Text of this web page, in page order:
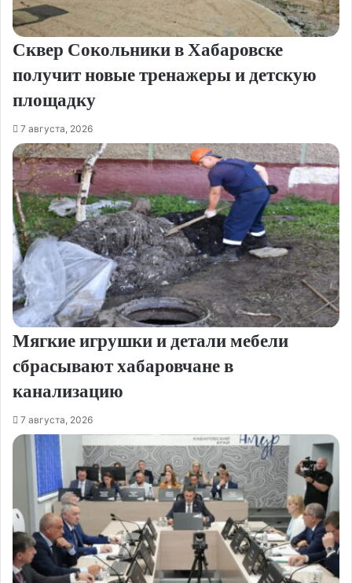
Сквер Сокольники в Хабаровске
получит новые тренажеры и детскую
площадку
7 августа, 2026
Мягкие игрушки и детали мебели
сбрасывают хабаровчане в
канализацию
7 августа, 2026